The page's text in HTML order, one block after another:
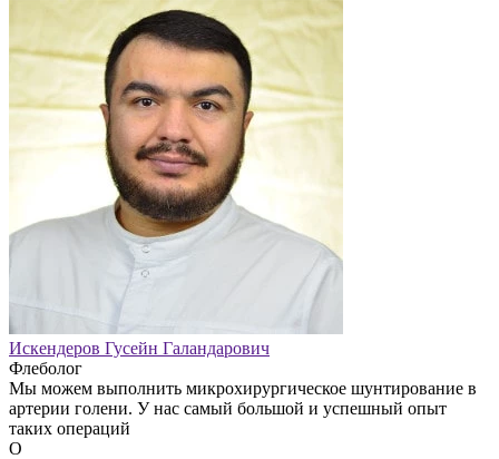
Искендеров Гусейн Галандарович
Флеболог
Мы можем выполнить микрохирургическое шунтирование в
артерии голени. У нас самый большой и успешный опыт
таких операций
О